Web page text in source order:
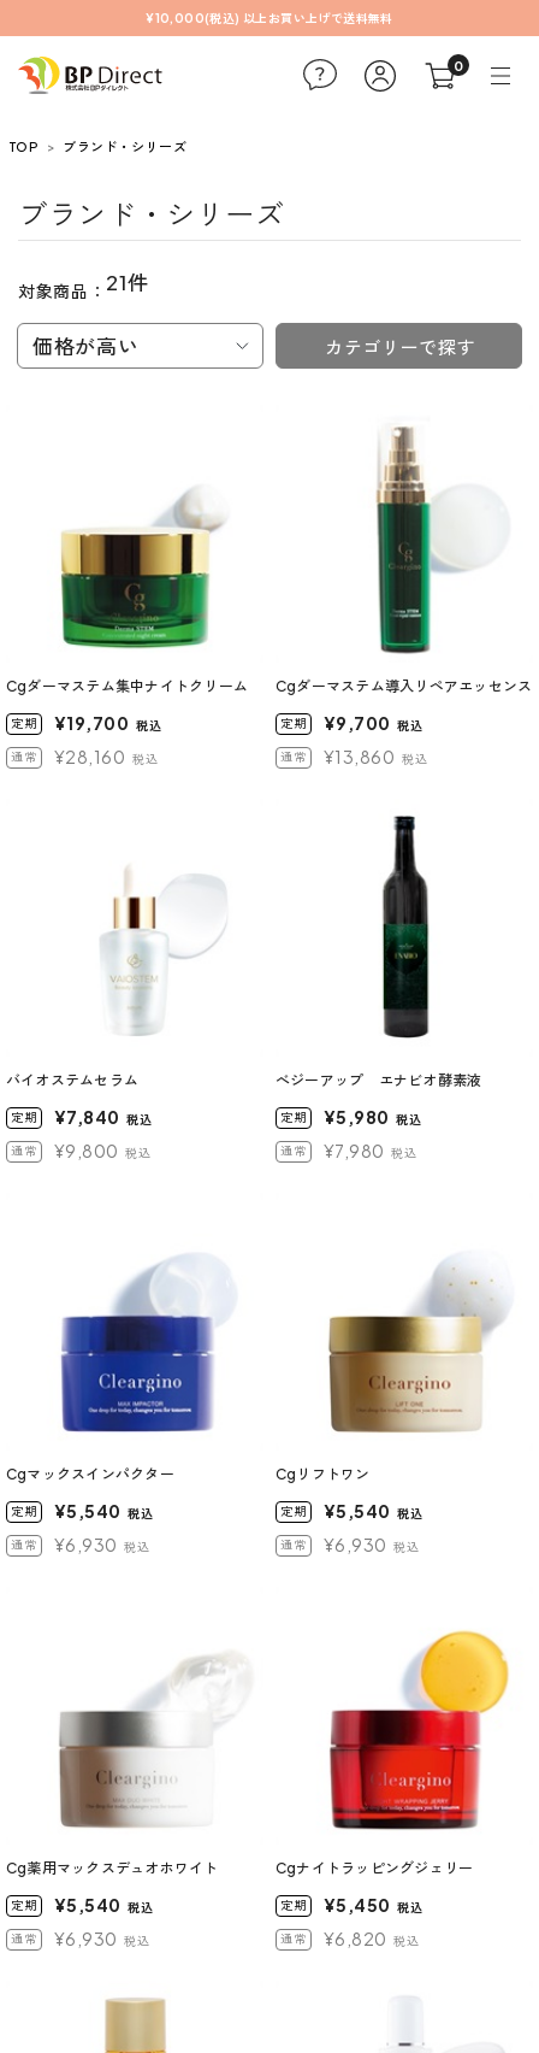
¥10,000(税込) 以上お買い上げで送料無料
0
TOP ブランド・シリーズ
ブランド・シリーズ
対象商品： 21件
価格が高い カテゴリーで探す
Cgダーマステム集中ナイトクリーム
定期 ¥19,700 税込
通常 ¥28,160 税込
Cgダーマステム導入リペアエッセンス
定期 ¥9,700 税込
通常 ¥13,860 税込
バイオステムセラム
定期 ¥7,840 税込
通常 ¥9,800 税込
べジーアップ エナビオ酵素液
定期 ¥5,980 税込
通常 ¥7,980 税込
Cgマックスインパクター
定期 ¥5,540 税込
通常 ¥6,930 税込
Cgリフトワン
定期 ¥5,540 税込
通常 ¥6,930 税込
Cg薬用マックスデュオホワイト
定期 ¥5,540 税込
通常 ¥6,930 税込
Cgナイトラッピングジェリー
定期 ¥5,450 税込
通常 ¥6,820 税込